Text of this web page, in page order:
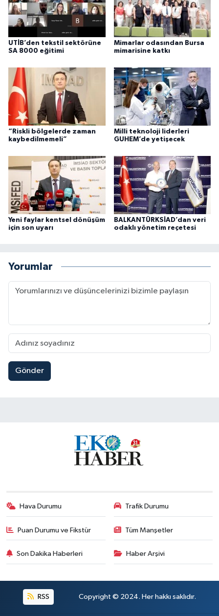
UTİB’den tekstil sektörüne
SA 8000 eğitimi
Mimarlar odasından Bursa
mimarisine katkı
“Riskli bölgelerde zaman
kaybedilmemeli”
Milli teknoloji liderleri
GUHEM’de yetişecek
Yeni faylar kentsel dönüşüm
için son uyarı
BALKANTÜRKSİAD’dan veri
odaklı yönetim reçetesi
Yorumlar
Gönder
Hava Durumu Trafik Durumu
Puan Durumu ve Fikstür Tüm Manşetler
Son Dakika Haberleri Haber Arşivi
RSS Copyright © 2024. Her hakkı saklıdır.